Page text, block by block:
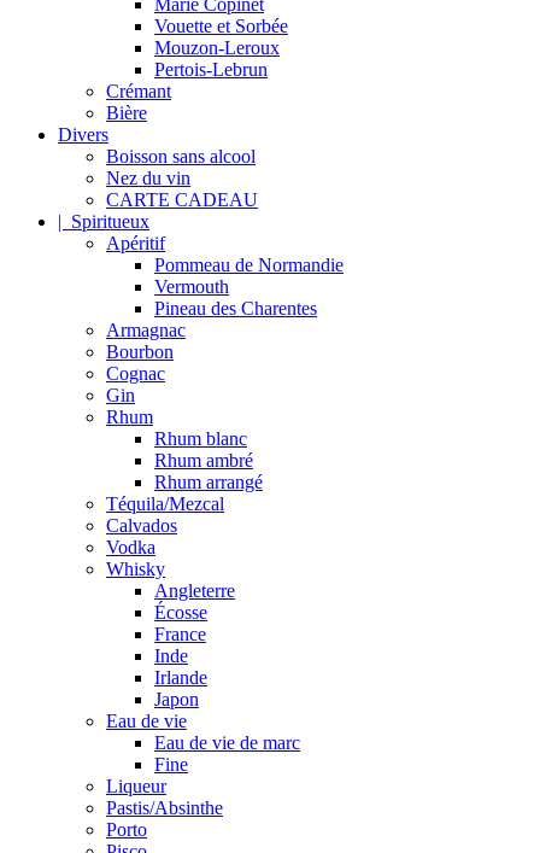
Marie Copinet
Vouette et Sorbée
Mouzon-Leroux
Pertois-Lebrun
Crémant
Bière
Divers
Boisson sans alcool
Nez du vin
CARTE CADEAU
| Spiritueux
Apéritif
Pommeau de Normandie
Vermouth
Pineau des Charentes
Armagnac
Bourbon
Cognac
Gin
Rhum
Rhum blanc
Rhum ambré
Rhum arrangé
Téquila/Mezcal
Calvados
Vodka
Whisky
Angleterre
Écosse
France
Inde
Irlande
Japon
Eau de vie
Eau de vie de marc
Fine
Liqueur
Pastis/Absinthe
Porto